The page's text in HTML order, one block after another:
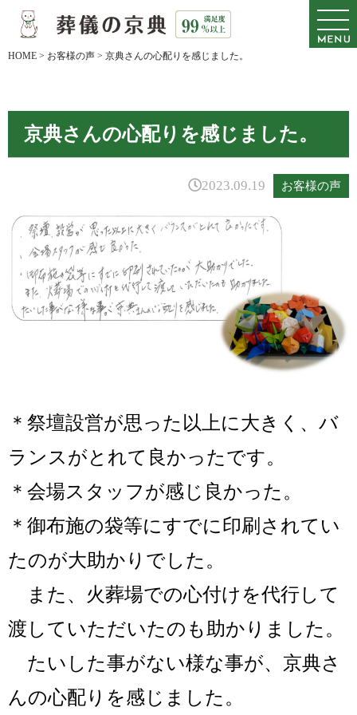
HOME > お客様の声 > 京典さんの心配りを感じました。
京典さんの心配りを感じました。
2023.09.19 お客様の声
＊祭壇設営が思った以上に大きく、バ
ランスがとれて良かったです。
＊会場スタッフが感じ良かった。
＊御布施の袋等にすでに印刷されてい
たのが大助かりでした。
また、火葬場での心付けを代行して
渡していただいたのも助かりました。
たいした事がない様な事が、京典さ
んの心配りを感じました。